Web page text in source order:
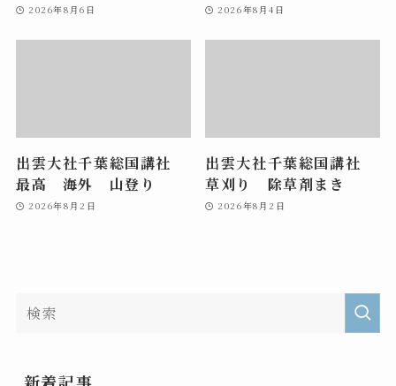
2026年8月6日 2026年8月4日
出雲大社千葉総国講社
最高 海外 山登り
2026年8月2日
出雲大社千葉総国講社
草刈り 除草剤まき
2026年8月2日
新着記事